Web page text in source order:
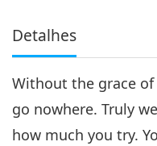
4
28:31
Entre Mestra e Discípulos
Detalhes
Without the grace
go nowhere. Truly
how much you try.